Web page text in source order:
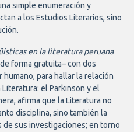
simple enumeración y
a los Estudios Literarios, sino
en la literatura peruana
forma gratuita– con dos
para hallar la relación
el Parkinson y el
afirma que la Literatura no
disciplina, sino también la
sus investigaciones; en torno